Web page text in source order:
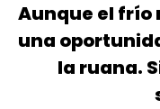
Aunque el frío
una
la ruana.